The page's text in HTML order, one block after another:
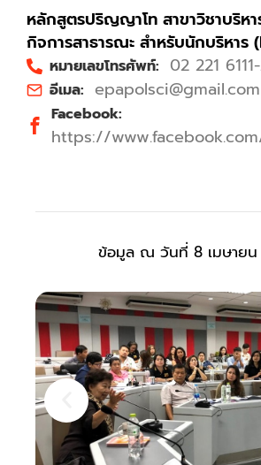
หลักสูตรปริญญาโท สาขาวิชาบริหา
กิจการสาธารณะ สำหรับนักบริหาร
หมายเลขโทรศัพท์: 02 221
อีเมล: epapolsci@gmail.com
Facebook:
https://
ข้อมูล ณ วันที่ 8 เมษาย